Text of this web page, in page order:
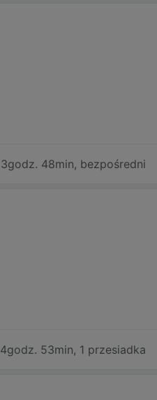
3godz. 48min, bezpośredni
4godz. 53min, 1 przesiadka